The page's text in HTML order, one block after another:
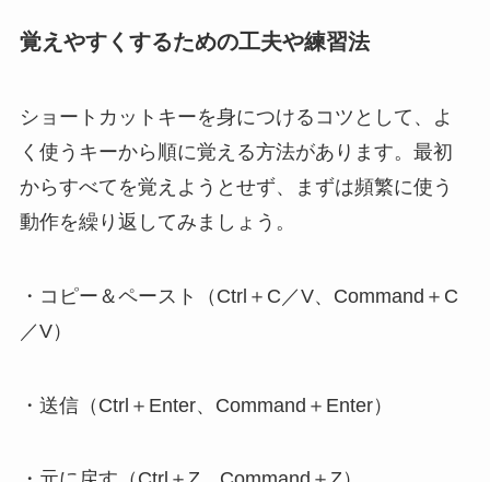
覚えやすくするための工夫や練習法
ショートカットキーを身につけるコツとして、よ
く使うキーから順に覚える方法があります。最初
からすべてを覚えようとせず、まずは頻繁に使う
動作を繰り返してみましょう。
・コピー＆ペースト（Ctrl＋C／V、Command＋C
／V）
・送信（Ctrl＋Enter、Command＋Enter）